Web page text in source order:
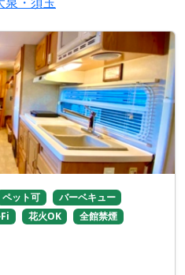
ペット可
バーベキュー
花火OK
全館禁煙